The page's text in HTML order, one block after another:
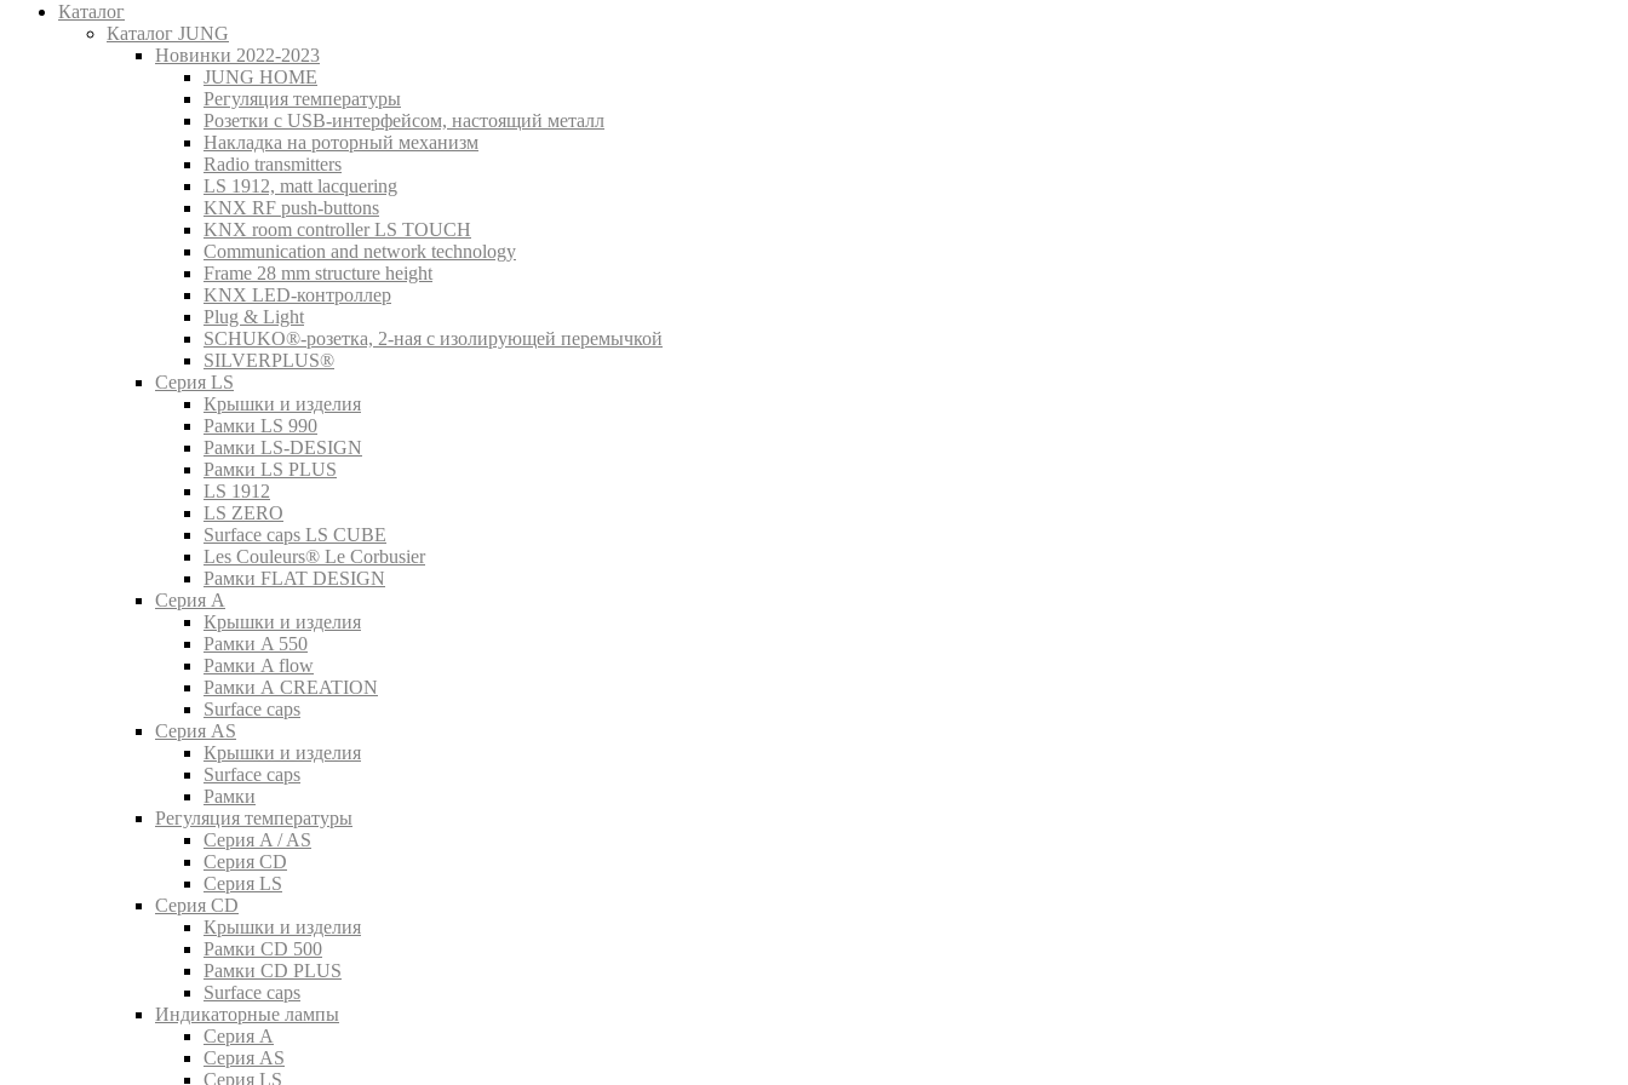
Каталог
Каталог JUNG
Новинки 2022-2023
JUNG HOME
Регуляция температуры
Розетки с USB-интерфейсом, настоящий металл
Накладка на роторный механизм
Radio transmitters
LS 1912, matt lacquering
KNX RF push-buttons
KNX room controller LS TOUCH
Communication and network technology
Frame 28 mm structure height
KNX LED-контроллер
Plug & Light
SCHUKO®-розетка, 2-ная с изолирующей перемычкой
SILVERPLUS®
Серия LS
Крышки и изделия
Рамки LS 990
Рамки LS-DESIGN
Рамки LS PLUS
LS 1912
LS ZERO
Surface caps LS CUBE
Les Couleurs® Le Corbusier
Рамки FLAT DESIGN
Серия A
Крышки и изделия
Рамки A 550
Рамки A flow
Рамки A CREATION
Surface caps
Серия AS
Крышки и изделия
Surface caps
Рамки
Регуляция температуры
Серия A / AS
Серия CD
Серия LS
Серия CD
Крышки и изделия
Рамки CD 500
Рамки CD PLUS
Surface caps
Индикаторные лампы
Серия A
Серия AS
Серия LS